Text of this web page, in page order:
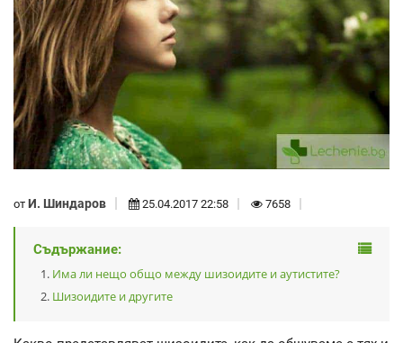
от И. Шиндаров 25.04.2017 22:58 7658
Съдържание:
Има ли нещо общо между шизоидите и аутистите?
Шизоидите и другите